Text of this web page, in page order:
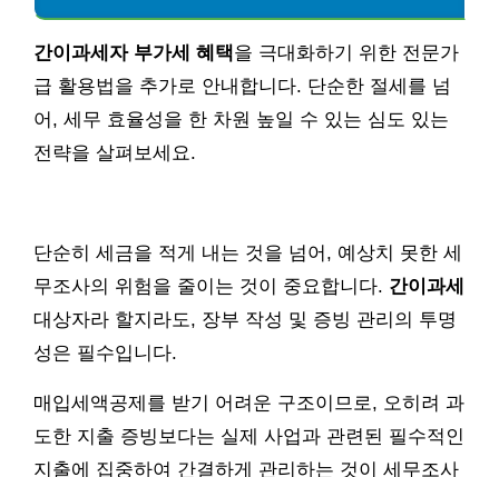
간이과세자 부가세 혜택을 극대화하기 위한 전문가
급 활용법을 추가로 안내합니다. 단순한 절세를 넘
어, 세무 효율성을 한 차원 높일 수 있는 심도 있는
전략을 살펴보세요.
단순히 세금을 적게 내는 것을 넘어, 예상치 못한 세
무조사의 위험을 줄이는 것이 중요합니다. 간이과세
대상자라 할지라도, 장부 작성 및 증빙 관리의 투명
성은 필수입니다.
매입세액공제를 받기 어려운 구조이므로, 오히려 과
도한 지출 증빙보다는 실제 사업과 관련된 필수적인
지출에 집중하여 간결하게 관리하는 것이 세무조사